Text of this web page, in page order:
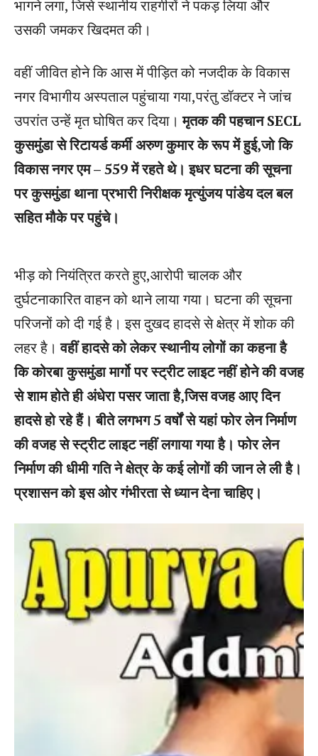
भागने लगा, जिसे स्थानीय राहगीरों ने पकड़ लिया और
उसकी जमकर खिदमत की।
वहीं जीवित होने कि आस में पीड़ित को नजदीक के विकास
नगर विभागीय अस्पताल पहुंचाया गया,परंतु डॉक्टर ने जांच
उपरांत उन्हें मृत घोषित कर दिया।मृतक की पहचान SECL
कुसमुंडा से रिटायर्ड कर्मी अरुण कुमार के रूप में हुई,जो कि
विकास नगर एम – 559 में रहते थे। इधर घटना की सूचना
पर कुसमुंडा थाना प्रभारी निरीक्षक मृत्युंजय पांडेय दल बल
सहित मौके पर पहुंचे।
भीड़ को नियंत्रित करते हुए,आरोपी चालक और
दुर्घटनाकारित वाहन को थाने लाया गया। घटना की सूचना
परिजनों को दी गई है। इस दुखद हादसे से क्षेत्र में शोक की
लहर है।वहीं हादसे को लेकर स्थानीय लोगों का कहना है
कि कोरबा कुसमुंडा मार्गो पर स्ट्रीट लाइट नहीं होने की वजह
से शाम होते ही अंधेरा पसर जाता है,जिस वजह आए दिन
हादसे हो रहे हैं। बीते लगभग 5 वर्षों से यहां फोर लेन निर्माण
की वजह से स्ट्रीट लाइट नहीं लगाया गया है। फोर लेन
निर्माण की धीमी गति ने क्षेत्र के कई लोगों की जान ले ली है।
प्रशासन को इस ओर गंभीरता से ध्यान देना चाहिए।